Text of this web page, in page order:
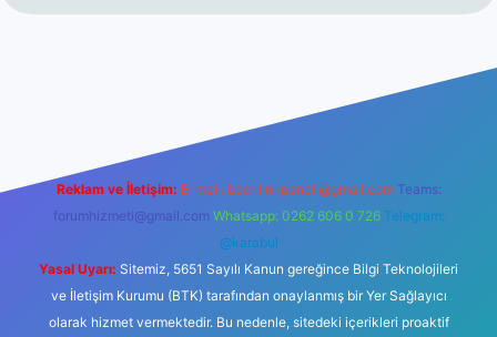
Reklam ve İletişim: E-mail: backlinkpaneli@gmail.com Teams:
forumhizmeti@gmail.com Whatsapp: 0262 606 0 726 Telegram:
@karabul
Yasal Uyarı: Sitemiz, 5651 Sayılı Kanun gereğince Bilgi Teknolojileri
ve İletişim Kurumu (BTK) tarafından onaylanmış bir Yer Sağlayıcı
olarak hizmet vermektedir. Bu nedenle, sitedeki içerikleri proaktif